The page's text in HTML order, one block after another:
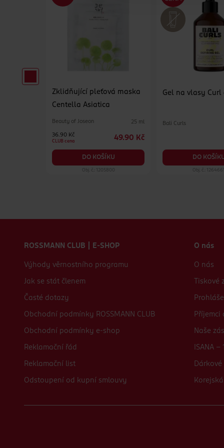
Zklidňující pleťová maska
Centella Asiatica
Beauty of Joseon 25 ml
36.90 Kč
CLUB cena 49.90 Kč
DO KOŠÍKU
Obj. č.: 1205800
Gel na vlasy Curl
Bali Curls
DO
Obj. č.: 1264661
ROSSMANN CLUB | E-SHOP
Výhody věrnostního programu
Jak se stát členem
Časté dotazy
Obchodní podmínky ROSSMANN CLUB
Obchodní podmínky e-shop
Reklamační řád
Reklamační list
Odstoupení od kupní smlouvy
O nás
O nás
Tiskové
Příjemci
Naše
ISANA